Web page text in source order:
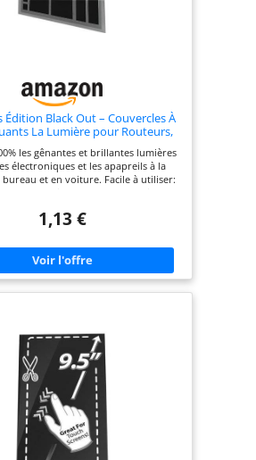
Édition Black Out – Couvercles À
La Lumière pour Routeurs,
Appareils Et Plus Encore. Ils
Lumière À 100%, en Emballage
Minimal
les gênantes et brillantes lumières
électroniques et les apapreils à la
bureau et en voiture. Facile à utiliser:
coller tout simplement. Ils ne laissent
Black Out de LightDims vous permet
LED et UV. Il comprend
l’écoemballage minimal.
1,13 €